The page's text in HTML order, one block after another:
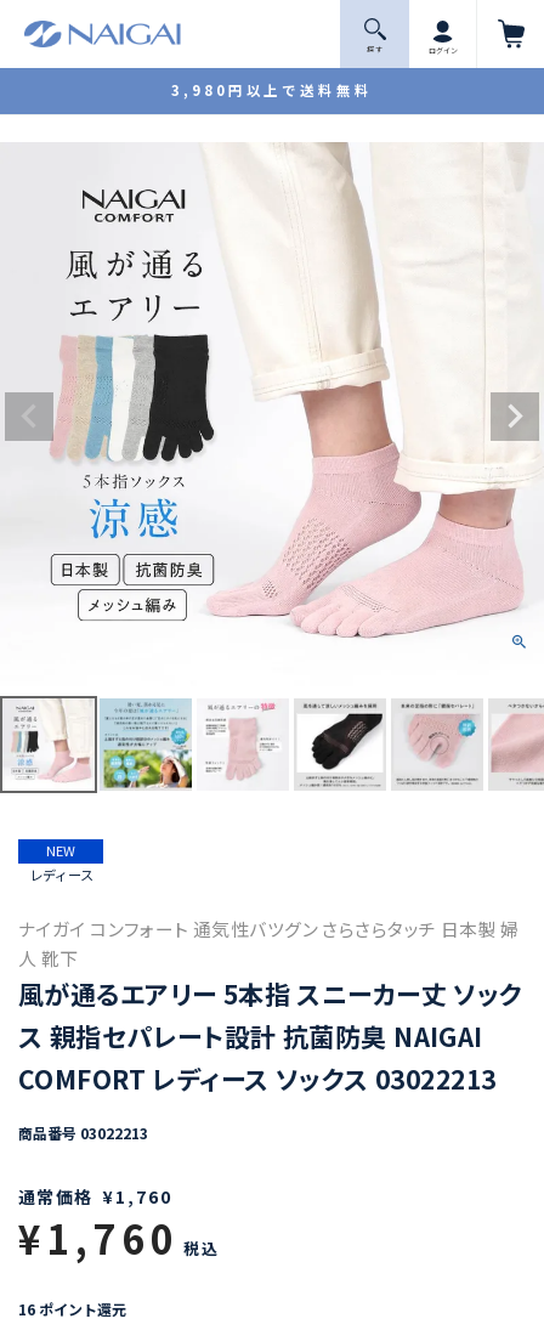
3,980円以上で送料無料
探 す ログイン
NEW
レディース
ナイガイ コンフォート 通気性バツグン さらさらタッチ 日本製 婦
人 靴下
風が通るエアリー 5本指 スニーカー丈 ソック
ス 親指セパレート設計 抗菌防臭 NAIGAI
COMFORT レディース ソックス 03022213
商品番号 03022213
通常価格 ¥1,760
¥1,760 税込
16 ポイント還元